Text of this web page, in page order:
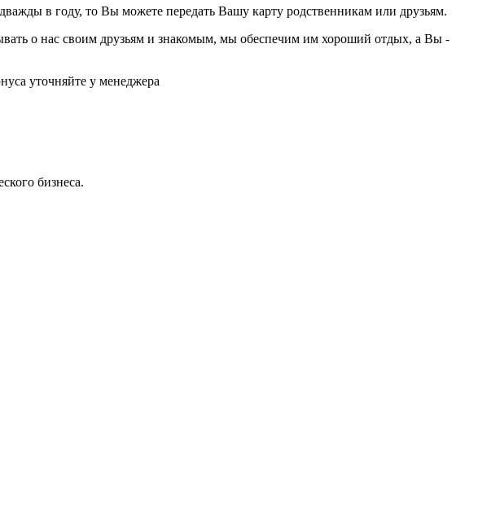
в году, то Вы можете передать Вашу карту родственникам или друзьям.
о нас своим друзьям и знакомым, мы обеспечим им хороший отдых, а Вы -
уточняйте у менеджера
бизнеса.